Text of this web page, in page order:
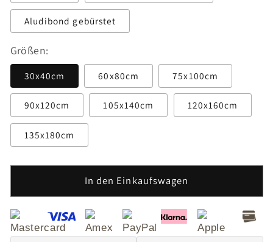
Aludibond gebürstet
Größen:
30x40cm 60x80cm 75x100cm
90x120cm 105x140cm 120x160cm
135x180cm
In den Einkaufswagen